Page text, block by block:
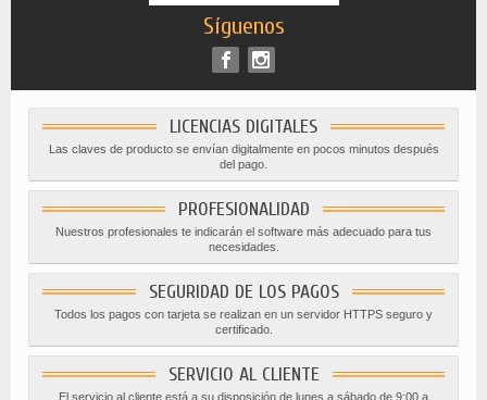
Síguenos
LICENCIAS DIGITALES
Las claves de producto se envían digitalmente en pocos minutos después
del pago.
PROFESIONALIDAD
Nuestros profesionales te indicarán el software más adecuado para tus
necesidades.
SEGURIDAD DE LOS PAGOS
Todos los pagos con tarjeta se realizan en un servidor HTTPS seguro y
certificado.
SERVICIO AL CLIENTE
El servicio al cliente está a su disposición de lunes a sábado de 9:00 a